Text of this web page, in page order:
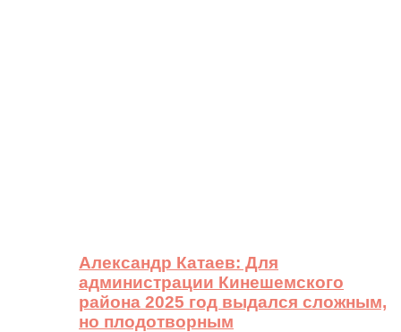
Александр Катаев: Для
администрации Кинешемского
района 2025 год выдался сложным,
но плодотворным